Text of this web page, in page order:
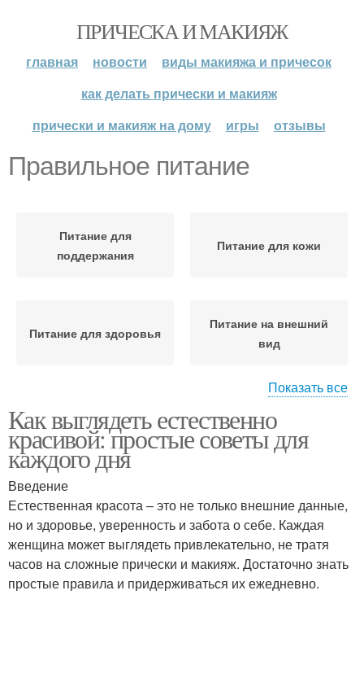
ПРИЧЕСКА И МАКИЯЖ
главная новости
виды макияжа и причесок
как делать прически и макияж
прически и макияж на дому
игры отзывы
Правильное питание
Питание для
поддержания
Питание для кожи
Питание для здоровья
Питание на внешний
вид
Правильная походка
образе
Питания в
формировании
Правильный уход
Советы по
Показать все
Как выглядеть естественно
красивой: простые советы для
каждого дня
Введение
Естественная красота – это не только внешние данные,
но и здоровье, уверенность и забота о себе. Каждая
женщина может выглядеть привлекательно, не тратя
часов на сложные прически и макияж. Достаточно знать
простые правила и придерживаться их ежедневно.